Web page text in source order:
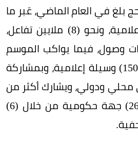
بلغ في العام الماضي، عَبر ما
يقارب مليون مادة إعلامية، ونحو (8) ملايين تفاعل،
مليارات وصول، فيما يواكب الموسم
هذا العام، أكثر من (150) وسيلة إعلامية، وبمشاركة
إعلامي محلي ودولي، ويشارك أكثر من
(100) مسؤول من (26) جهة حكومية من خلال (6)